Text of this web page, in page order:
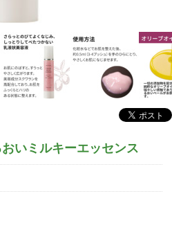
いミルキーエッセンス